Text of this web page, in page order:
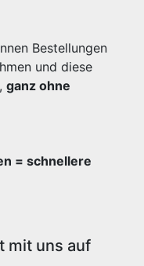
Bestellungen
und diese
ganz ohne
= schnellere
mit uns auf